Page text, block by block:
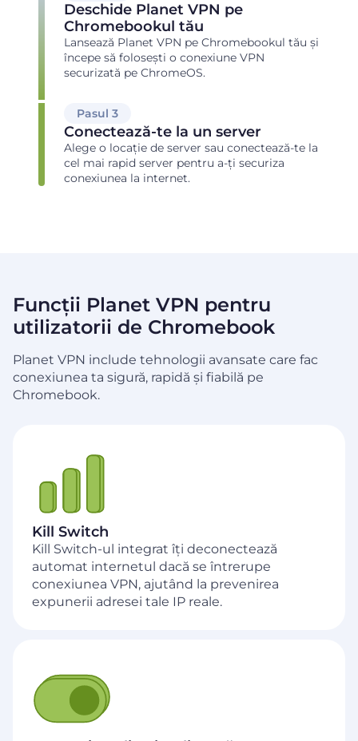
Deschide Planet VPN pe
Chromebookul tău
Lansează Planet VPN pe Chromebookul tău și
începe să folosești o conexiune VPN
securizată pe ChromeOS.
Pasul 3
Conectează-te la un server
Alege o locație de server sau conectează-te la
cel mai rapid server pentru a-ți securiza
conexiunea la internet.
Funcții Planet VPN pentru
utilizatorii de Chromebook
Planet VPN include tehnologii avansate care fac
conexiunea ta sigură, rapidă și fiabilă pe
Chromebook.
Kill Switch
Kill Switch-ul integrat îți deconectează
automat internetul dacă se întrerupe
conexiunea VPN, ajutând la prevenirea
expunerii adresei tale IP reale.